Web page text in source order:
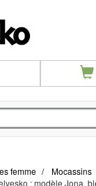
femme
Mocassins
: modèle Jona,